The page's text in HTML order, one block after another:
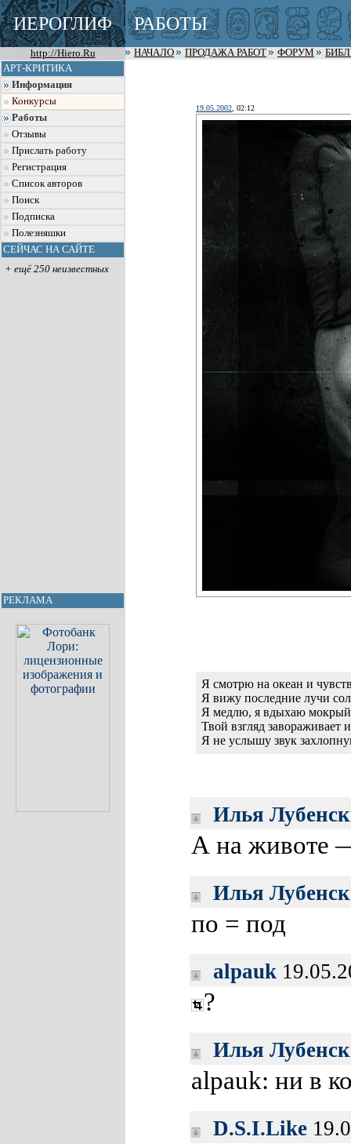
ИЕРОГЛИФ РАБОТЫ
http://Hiero.Ru НАЧАЛО ПРОДАЖА РАБОТ ФОРУМ
АРТ-КРИТИКА
Информация
Конкурсы
Работы
Отзывы
Прислать работу
Регистрация
Список авторов
Поиск
Подписка
Полезняшки
СЕЙЧАС НА САЙТЕ
+ ещё 250 неизвестных
РЕКЛАМА
19.05.2002 , 02:12
Я смотрю на океан и
Я вижу последние лучи
Я медлю, я вдыхаю мокрый
Твой взгляд завораживает
Я не услышу звук
Илья
А на животе
Илья
по = под
alpauk
?
Илья
alpauk: ни в
D.S.I.Like